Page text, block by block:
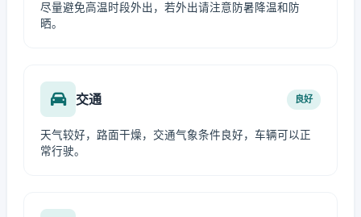
尽量避免高温时段外出，若外出请注意防暑降温和防
晒。
交通 良好
天气较好，路面干燥，交通气象条件良好，车辆可以正
常行驶。